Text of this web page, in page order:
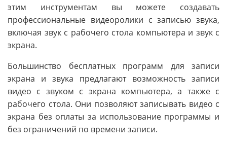
этим инструментам вы можете создавать
профессиональные видеоролики с записью звука,
включая звук с рабочего стола компьютера и звук с
экрана.
Большинство бесплатных программ для записи
экрана и звука предлагают возможность записи
видео с звуком с экрана компьютера, а также с
рабочего стола. Они позволяют записывать видео с
экрана без оплаты за использование программы и
без ограничений по времени записи.